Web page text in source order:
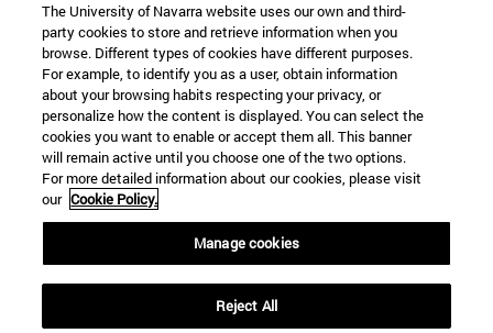
The University of Navarra website uses our own and third-
party cookies to store and retrieve information when you
browse. Different types of cookies have different purposes.
For example, to identify you as a user, obtain information
about your browsing habits respecting your privacy, or
personalize how the content is displayed. You can select the
cookies you want to enable or accept them all. This banner
will remain active until you choose one of the two options.
For more detailed information about our cookies, please visit
our Cookie Policy.
Manage cookies
Reject All